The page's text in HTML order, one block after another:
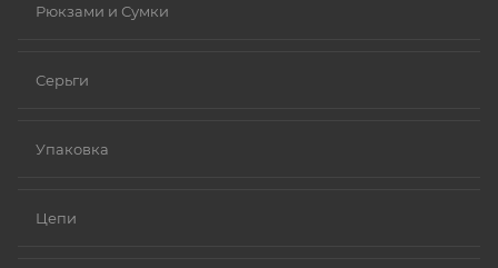
Рюкзами и Сумки
Серьги
Упаковка
Цепи